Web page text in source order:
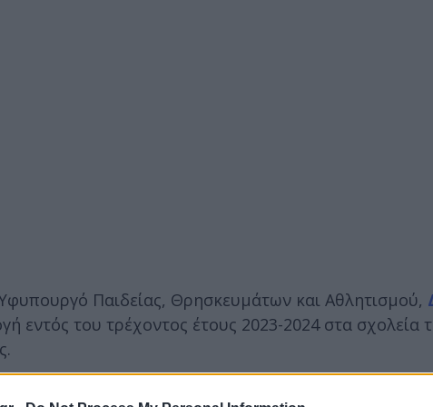
Παιδείας, Θρησκευμάτων και Αθλητισμού,
εντός του τρέχοντος έτους 2023-2024 στα σχολεία